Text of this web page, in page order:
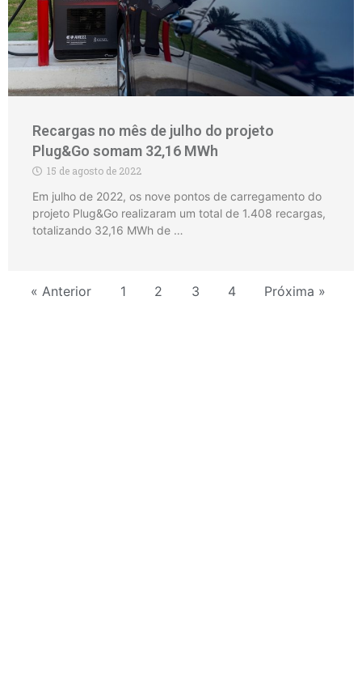
Recargas no mês de julho do projeto
Plug&Go somam 32,16 MWh
15 de agosto de 2022
Em julho de 2022, os nove pontos de carregamento do
projeto Plug&Go realizaram um total de 1.408 recargas,
totalizando 32,16 MWh de …
« Anterior 1 2 3 4 Próxima »